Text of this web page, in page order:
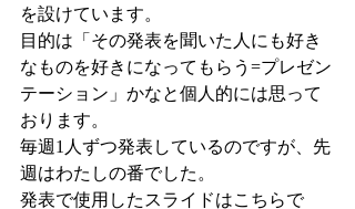
を設けています。
目的は「その発表を聞いた人にも好き
なものを好きになってもらう=プレゼン
テーション」かなと個人的には思って
おります。
毎週1人ずつ発表しているのですが、先
週はわたしの番でした。
発表で使用したスライドはこちらで